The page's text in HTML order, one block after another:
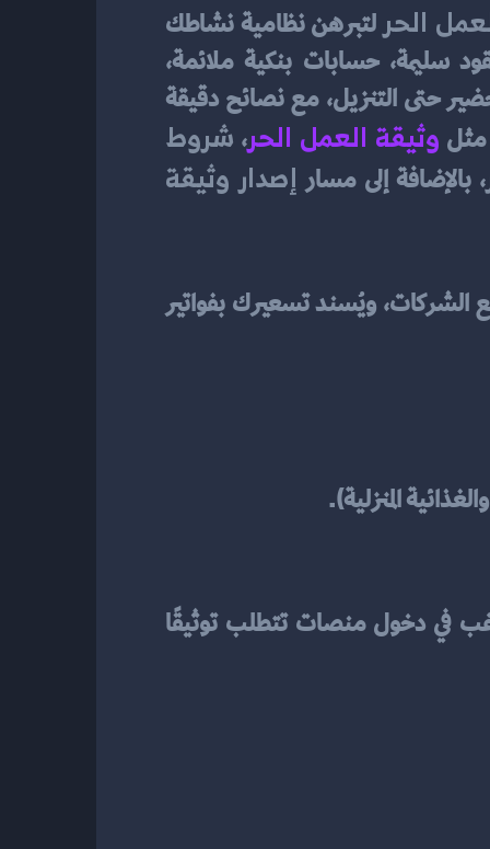
الحر
مثل وثيقة العمل الحر،
، بالإضافة إلى مسار
الشهادة ليست إجراء شكليًا؛ إنها جسر الثقة بينك وبين السوق. وجودها يُسهّل تعاقدك مع الشركات، ويُسند تسعيرك بفواتير
المنزلية).